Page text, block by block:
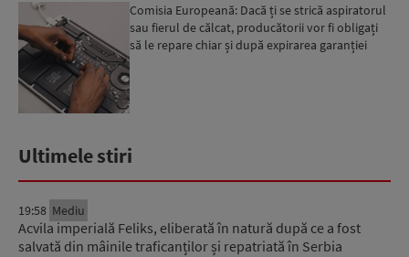
Comisia Europeană: Dacă ți se strică aspiratorul
sau fierul de călcat, producătorii vor fi obligați
să le repare chiar și după expirarea garanției
Ultimele stiri
19:58 Mediu
Acvila imperială Feliks, eliberată în natură după ce a fost
salvată din mâinile traficanților și repatriată în Serbia